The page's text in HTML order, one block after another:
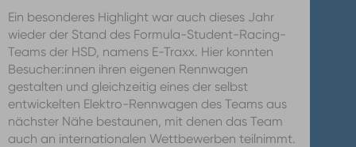
Ein besonderes Highlight war auch dieses Jahr
wieder der Stand des Formula-Student-Racing-
Teams der HSD, namens E-Traxx. Hier konnten
Besucher:innen ihren eigenen Rennwagen
gestalten und gleichzeitig eines der selbst
entwickelten Elektro-Rennwagen des Teams aus
nächster Nähe bestaunen, mit denen das Team
auch an internationalen Wettbewerben teilnimmt.